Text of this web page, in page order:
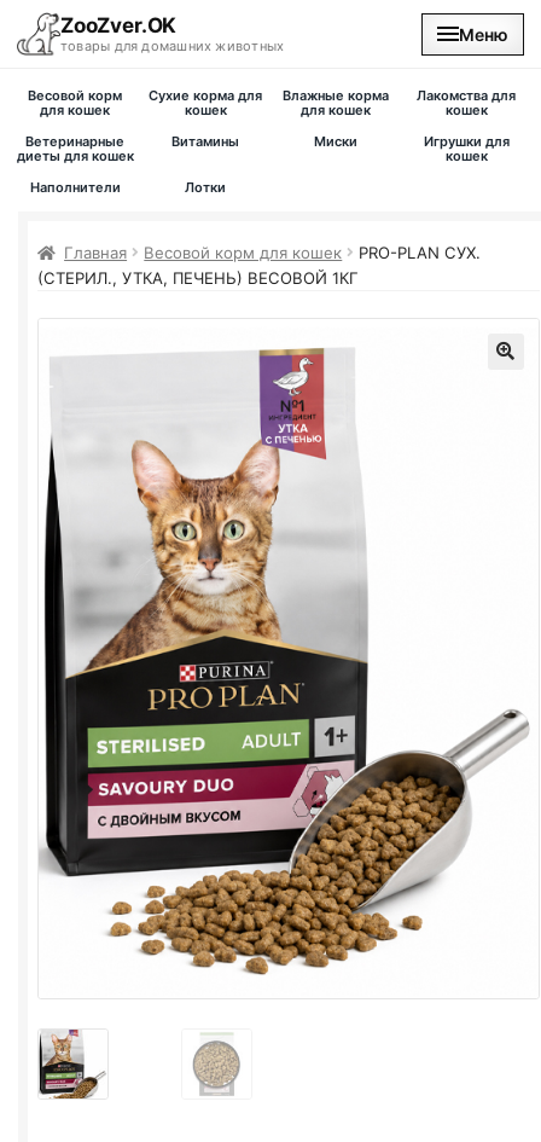
ZooZver.OK
товары для домашних животных
Меню
На главную
Весовой корм
для кошек
Сухие корма для
кошек
Влажные корма
для кошек
Лакомства для
кошек
Ветеринарные
диеты для кошек
Витамины Миски
Игрушки для
кошек
Наполнители
Лотки
Главная Весовой корм для кошек PRO-PLANСУХ.
(СТЕРИЛ., УТКА, ПЕЧЕНЬ) ВЕСОВОЙ 1КГ